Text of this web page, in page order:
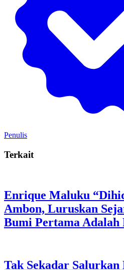
Penulis
Terkait
Enrique Maluku
Ambon, Luruskan
Bumi Pertama Adalah
Tak Sekadar Salurkan